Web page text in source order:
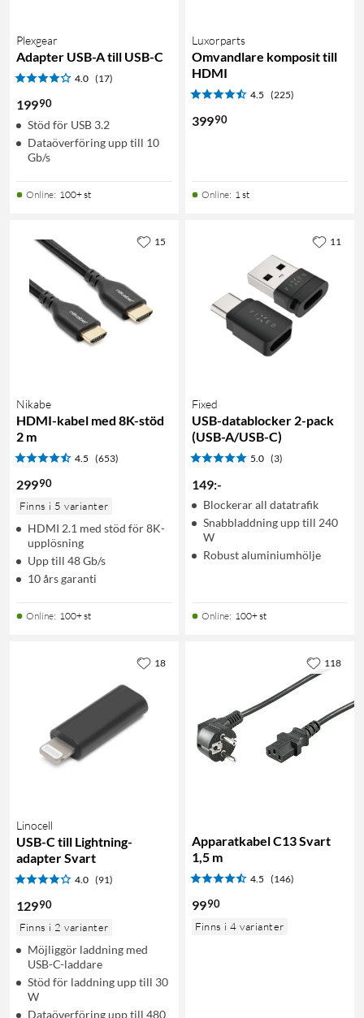
Plexgear
Adapter USB-A till USB-C
4.0 (17)
19990
Stöd för USB 3.2
Dataöverföring upp till 10
Gb/s
Online: 100+ st
Luxorparts
Omvandlare komposit till
HDMI
4.5 (225)
39990
Online: 1 st
Nikabe
HDMI-kabel med 8K-stöd
2 m
4.5 (653)
29990
Finns i 5 varianter
HDMI 2.1 med stöd för 8K-
upplösning
Upp till 48 Gb/s
10 års garanti
Online: 100+ st
15
Fixed
USB-datablocker 2-pack
(USB-A/USB-C)
5.0 (3)
149:-
Blockerar all datatrafik
Snabbladdning upp till 240
W
Robust aluminiumhölje
Online: 100+ st
11
Linocell
USB-C till Lightning-
adapter Svart
4.0 (91)
12990
Finns i 2 varianter
Möjliggör laddning med
USB-C-laddare
Stöd för laddning upp till 30
W
Dataöverföring upp till 480
18
Apparatkabel C13 Svart
1,5 m
4.5 (146)
9990
Finns i 4 varianter
118